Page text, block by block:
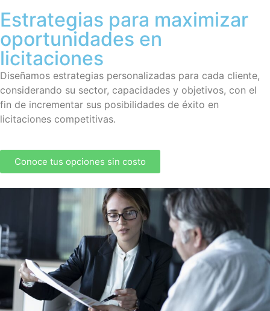
Estrategias para maximizar
oportunidades en
licitaciones
Diseñamos estrategias personalizadas para cada cliente,
considerando su sector, capacidades y objetivos, con el
fin de incrementar sus posibilidades de éxito en
licitaciones competitivas.
Conoce tus opciones sin costo